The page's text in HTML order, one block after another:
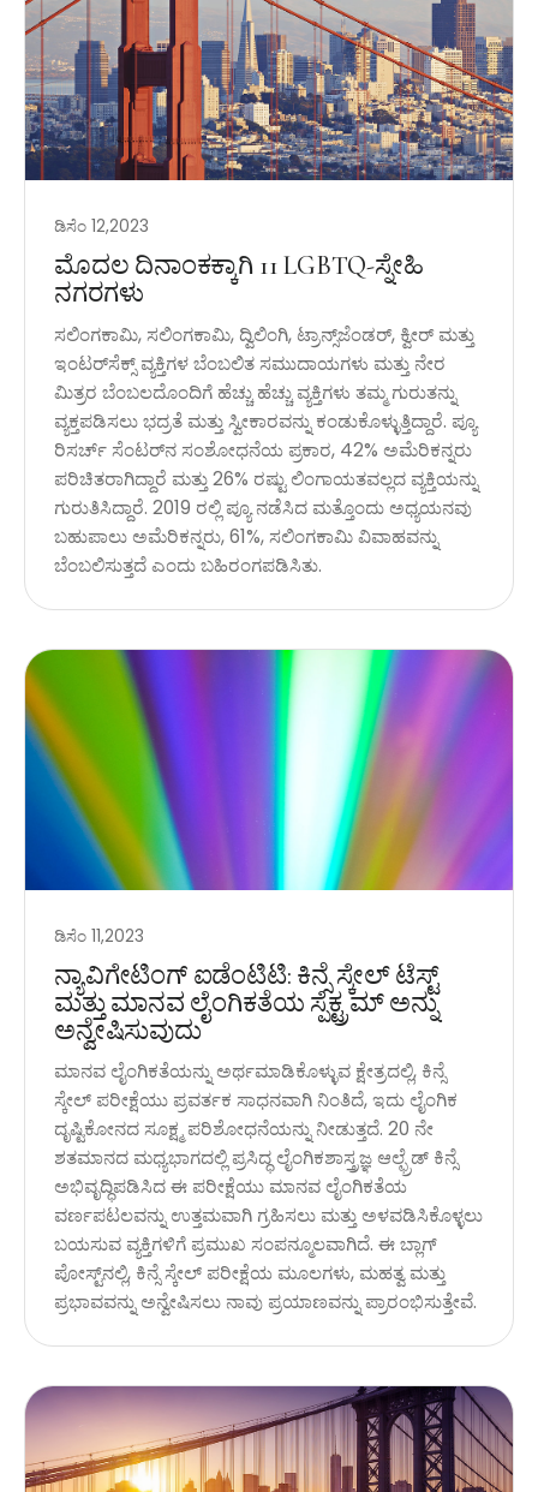
ಡಿಸೆಂ 12,2023
ಮೊದಲ ದಿನಾಂಕಕ್ಕಾಗಿ 11 LGBTQ-ಸ್ನೇಹಿ
ನಗರಗಳು
ಸಲಿಂಗಕಾಮಿ, ಸಲಿಂಗಕಾಮಿ, ದ್ವಿಲಿಂಗಿ, ಟ್ರಾನ್ಸ್‌ಜೆಂಡರ್, ಕ್ವೀರ್ ಮತ್ತು
ಇಂಟರ್‌ಸೆಕ್ಸ್ ವ್ಯಕ್ತಿಗಳ ಬೆಂಬಲಿತ ಸಮುದಾಯಗಳು ಮತ್ತು ನೇರ
ಮಿತ್ರರ ಬೆಂಬಲದೊಂದಿಗೆ ಹೆಚ್ಚು ಹೆಚ್ಚು ವ್ಯಕ್ತಿಗಳು ತಮ್ಮ ಗುರುತನ್ನು
ವ್ಯಕ್ತಪಡಿಸಲು ಭದ್ರತೆ ಮತ್ತು ಸ್ವೀಕಾರವನ್ನು ಕಂಡುಕೊಳ್ಳುತ್ತಿದ್ದಾರೆ. ಪ್ಯೂ
ರಿಸರ್ಚ್ ಸೆಂಟರ್‌ನ ಸಂಶೋಧನೆಯ ಪ್ರಕಾರ, 42% ಅಮೆರಿಕನ್ನರು
ಪರಿಚಿತರಾಗಿದ್ದಾರೆ ಮತ್ತು 26% ರಷ್ಟು ಲಿಂಗಾಯತವಲ್ಲದ ವ್ಯಕ್ತಿಯನ್ನು
ಗುರುತಿಸಿದ್ದಾರೆ. 2019 ರಲ್ಲಿ ಪ್ಯೂ ನಡೆಸಿದ ಮತ್ತೊಂದು ಅಧ್ಯಯನವು
ಬಹುಪಾಲು ಅಮೆರಿಕನ್ನರು, 61%, ಸಲಿಂಗಕಾಮಿ ವಿವಾಹವನ್ನು
ಬೆಂಬಲಿಸುತ್ತದೆ ಎಂದು ಬಹಿರಂಗಪಡಿಸಿತು.
ಡಿಸೆಂ 11,2023
ನ್ಯಾವಿಗೇಟಿಂಗ್ ಐಡೆಂಟಿಟಿ: ಕಿನ್ಸೆ ಸ್ಕೇಲ್ ಟೆಸ್ಟ್
ಮತ್ತು ಮಾನವ ಲೈಂಗಿಕತೆಯ ಸ್ಪೆಕ್ಟ್ರಮ್ ಅನ್ನು
ಅನ್ವೇಷಿಸುವುದು
ಮಾನವ ಲೈಂಗಿಕತೆಯನ್ನು ಅರ್ಥಮಾಡಿಕೊಳ್ಳುವ ಕ್ಷೇತ್ರದಲ್ಲಿ, ಕಿನ್ಸೆ
ಸ್ಕೇಲ್ ಪರೀಕ್ಷೆಯು ಪ್ರವರ್ತಕ ಸಾಧನವಾಗಿ ನಿಂತಿದೆ, ಇದು ಲೈಂಗಿಕ
ದೃಷ್ಟಿಕೋನದ ಸೂಕ್ಷ್ಮ ಪರಿಶೋಧನೆಯನ್ನು ನೀಡುತ್ತದೆ. 20 ನೇ
ಶತಮಾನದ ಮಧ್ಯಭಾಗದಲ್ಲಿ ಪ್ರಸಿದ್ಧ ಲೈಂಗಿಕಶಾಸ್ತ್ರಜ್ಞ ಆಲ್ಫ್ರೆಡ್ ಕಿನ್ಸೆ
ಅಭಿವೃದ್ಧಿಪಡಿಸಿದ ಈ ಪರೀಕ್ಷೆಯು ಮಾನವ ಲೈಂಗಿಕತೆಯ
ವರ್ಣಪಟಲವನ್ನು ಉತ್ತಮವಾಗಿ ಗ್ರಹಿಸಲು ಮತ್ತು ಅಳವಡಿಸಿಕೊಳ್ಳಲು
ಬಯಸುವ ವ್ಯಕ್ತಿಗಳಿಗೆ ಪ್ರಮುಖ ಸಂಪನ್ಮೂಲವಾಗಿದೆ. ಈ ಬ್ಲಾಗ್
ಪೋಸ್ಟ್‌ನಲ್ಲಿ, ಕಿನ್ಸೆ ಸ್ಕೇಲ್ ಪರೀಕ್ಷೆಯ ಮೂಲಗಳು, ಮಹತ್ವ ಮತ್ತು
ಪ್ರಭಾವವನ್ನು ಅನ್ವೇಷಿಸಲು ನಾವು ಪ್ರಯಾಣವನ್ನು ಪ್ರಾರಂಭಿಸುತ್ತೇವೆ.